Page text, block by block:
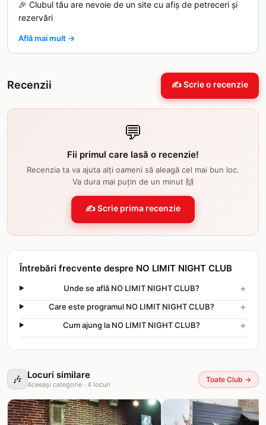
🎉 Clubul tău are nevoie de un site cu afiș de petreceri și
rezervări
Află mai mult →
Recenzii ✍️ Scrie o recenzie
💬
Fii primul care lasă o recenzie!
Recenzia ta va ajuta alți oameni să aleagă cel mai bun loc.
Va dura mai puțin de un minut 🙌
✍️ Scrie prima recenzie
Întrebări frecvente despre NO LIMIT NIGHT CLUB
Unde se află NO LIMIT NIGHT CLUB? +
Care este programul NO LIMIT NIGHT CLUB? +
Cum ajung la NO LIMIT NIGHT CLUB? +
🎶 Locuri similare
Aceeași categorie · 4 locuri
Toate Club →